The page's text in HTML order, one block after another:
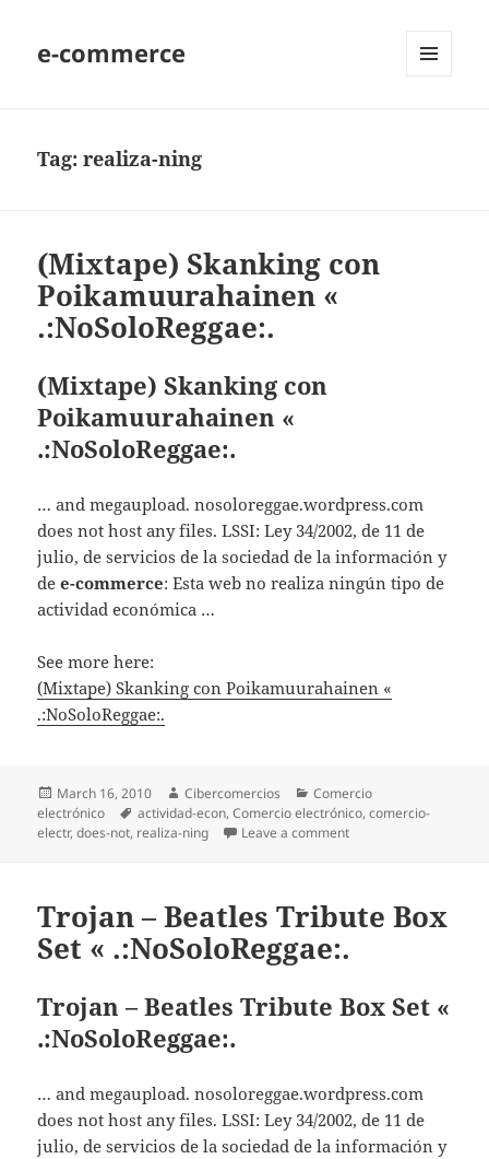
e-commerce
Tag:realiza-ning
(Mixtape) Skanking con
Poikamuurahainen «
.:NoSoloReggae:.
(Mixtape) Skanking con
Poikamuurahainen «
.:NoSoloReggae:.
… and megaupload. nosoloreggae.wordpress.com
does not host any files. LSSI: Ley 34/2002, de 11 de
julio, de servicios de la sociedad de la información y
dee-commerce: Esta web no realiza ningún tipo de
actividad económica …
See more here:
(Mixtape) Skanking con Poikamuurahainen «
.:NoSoloReggae:.
Posted
on
March 16, 2010 Author
Cibercomercios Categories
Comercio
electrónico
Tags
actividad-econ,Comercio electrónico,comercio-
electr,does-not, realiza-ning Leave a comment
Trojan – Beatles Tribute Box
Set « .:NoSoloReggae:.
Trojan – Beatles Tribute Box Set «
.:NoSoloReggae:.
… and megaupload. nosoloreggae.wordpress.com
does not host any files. LSSI: Ley 34/2002, de 11 de
julio, de servicios de la sociedad de la información y